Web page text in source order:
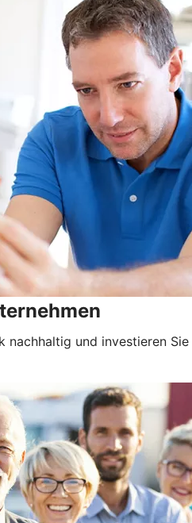
nachhaltig und investieren Sie